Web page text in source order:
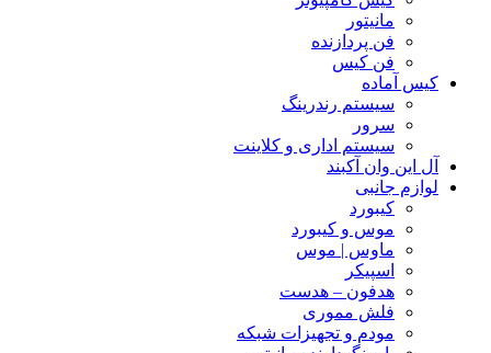
مانیتور
فن پردازنده
فن کیس
کیس آماده
سیستم رندرینگ
سرور
سیستم‌ اداری و کلاینت
آل این وان آکبند
لوازم جانبی
کیبورد
موس و کیبورد
ماوس | موس
اسپیکر
هدفون – هدست
فلش مموری
مودم و تجهیزات شبکه